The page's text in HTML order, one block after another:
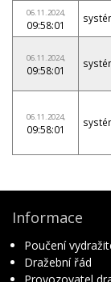
06.11.2024,
09:58:01
06.11.2024,
09:58:01
06.11.2024,
09:58:01
Informace
Poučení
Dražební řád